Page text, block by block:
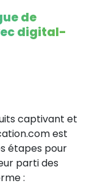
de
digital-
captivant et
est
étapes pour
parti des
: